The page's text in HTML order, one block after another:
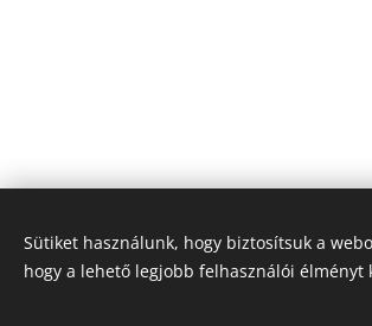
© 2022 Minden jog fenntartva
Sütiket használunk, hogy biztosítsuk a
hogy a lehető legjobb felhasználói élményt